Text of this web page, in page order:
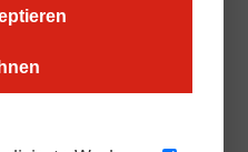
das? ja, man darf!